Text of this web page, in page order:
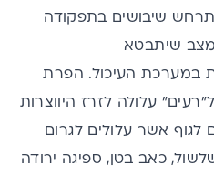
שיבושים בתפקודה
שיתבטא
במערכת העיכול. הפרת
עלולה לזרז היווצרות
לגוף אשר עלולים לגרום
כאב בטן, ספיגה ירודה